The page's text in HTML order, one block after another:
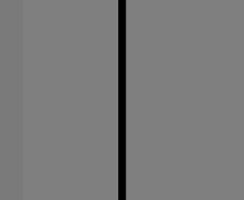
eröffnet ein noch größeres
Coloration kann zur
Effekte und Glossings und zur
und macht das gezielte
Haarpartien zum Kinderspiel
Ton (0-00) kommt dabei eine
als Gloss Upgrade alleine
mit einer Nuance) für noch
Farbverdünner, um Pastell-
Igora Vibrance hat auch
überzeugt als flüssige